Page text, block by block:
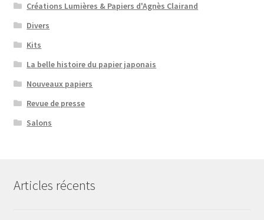
Créations Lumières & Papiers d'Agnès Clairand
Divers
Kits
La belle histoire du papier japonais
Nouveaux papiers
Revue de presse
Salons
Articles récents